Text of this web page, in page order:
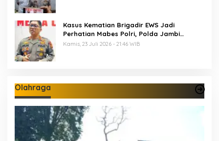
Kasus Kematian Brigadir EWS Jadi
Perhatian Mabes Polri, Polda Jambi
Periksa 18 Saksi
Kamis, 23 Juli 2026 - 21:46 WIB
Olahraga